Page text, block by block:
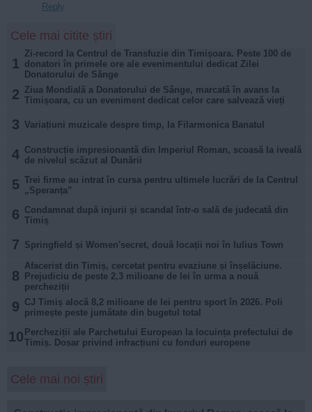
Reply
Cele mai citite știri
1
Zi-record la Centrul de Transfuzie din Timișoara. Peste 100 de
donatori în primele ore ale evenimentului dedicat Zilei
Donatorului de Sânge
2 Ziua Mondială a Donatorului de Sânge, marcată în avans la
Timișoara, cu un eveniment dedicat celor care salvează vieți
3 Variațiuni muzicale despre timp, la Filarmonica Banatul
4 Construcție impresionantă din Imperiul Roman, scoasă la iveală
de nivelul scăzut al Dunării
5 Trei firme au intrat în cursa pentru ultimele lucrări de la Centrul
„Speranța”
6 Condamnat după injurii și scandal într-o sală de judecată din
Timiș
7 Springfield și Women'secret, două locații noi în Iulius Town
8
Afacerist din Timiș, cercetat pentru evaziune și înșelăciune.
Prejudiciu de peste 2,3 milioane de lei în urma a nouă
percheziții
9 CJ Timiș alocă 8,2 milioane de lei pentru sport în 2026. Poli
primește peste jumătate din bugetul total
10 Percheziții ale Parchetului European la locuința prefectului de
Timiș. Dosar privind infracțiuni cu fonduri europene
Cele mai noi știri